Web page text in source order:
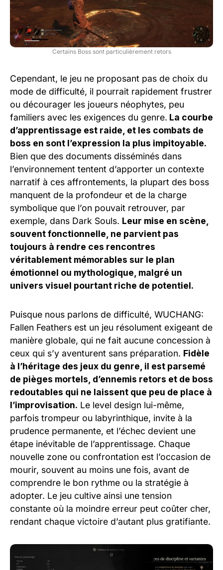
Certains Boss sont particulièrement retors
Cependant, le jeu ne proposant pas de choix du
mode de difficulté, il pourrait rapidement frustrer
ou décourager les joueurs néophytes, peu
familiers avec les exigences du genre. La courbe
d’apprentissage est raide, et les combats de
boss en sont l’expression la plus impitoyable.
Bien que des documents disséminés dans
l’environnement tentent d’apporter un contexte
narratif à ces affrontements, la plupart des boss
manquent de la profondeur et de la charge
symbolique que l’on pouvait retrouver, par
exemple, dans Dark Souls. Leur mise en scène,
souvent fonctionnelle, ne parvient pas
toujours à rendre ces rencontres
véritablement mémorables sur le plan
émotionnel ou mythologique, malgré un
univers visuel pourtant riche de potentiel.
Puisque nous parlons de difficulté, WUCHANG:
Fallen Feathers est un jeu résolument exigeant de
manière globale, qui ne fait aucune concession à
ceux qui s’y aventurent sans préparation. Fidèle
à l’héritage des jeux du genre, il est parsemé
de pièges mortels, d’ennemis retors et de boss
redoutables qui ne laissent que peu de place à
l’improvisation. Le level design lui-même,
parfois trompeur ou labyrinthique, invite à la
prudence permanente, et l’échec devient une
étape inévitable de l’apprentissage. Chaque
nouvelle zone ou confrontation est l’occasion de
mourir, souvent au moins une fois, avant de
comprendre le bon rythme ou la stratégie à
adopter. Le jeu cultive ainsi une tension
constante où la moindre erreur peut coûter cher,
rendant chaque victoire d’autant plus gratifiante.